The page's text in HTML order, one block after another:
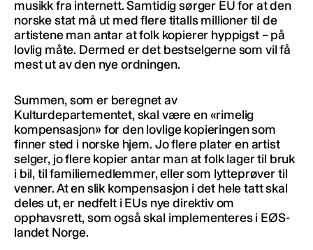
musikk fra internett. Samtidig sørger EU for at den
norske stat må ut med flere titalls millioner til de
artistene man antar at folk kopierer hyppigst – på
lovlig måte. Dermed er det bestselgerne som vil få
mest ut av den nye ordningen.
Summen, som er beregnet av
Kulturdepartementet, skal være en «rimelig
kompensasjon» for den lovlige kopieringen som
finner sted i norske hjem. Jo flere plater en artist
selger, jo flere kopier antar man at folk lager til bruk
i bil, til familiemedlemmer, eller som lytteprøver til
venner. At en slik kompensasjon i det hele tatt skal
deles ut, er nedfelt i EUs nye direktiv om
opphavsrett, som også skal implementeres i EØS-
landet Norge.